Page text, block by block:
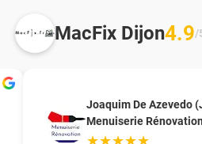
MacFix Dijon4.9/
Joaquim De Azevedo
Menuiserie
★★★★★